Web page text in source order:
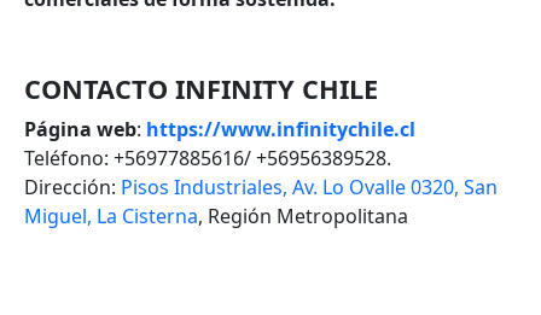
CONTACTO INFINITY CHILE
Página web: https://www.infinitychile.cl
Teléfono: +56977885616/ +56956389528.
Dirección: Pisos Industriales, Av. Lo Ovalle 0320, San
Miguel, La Cisterna, Región Metropolitana